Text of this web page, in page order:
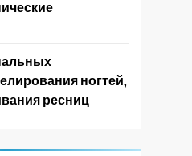
ногтей,
ресниц